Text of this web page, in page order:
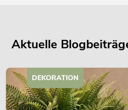
Aktuelle
DEKORATION